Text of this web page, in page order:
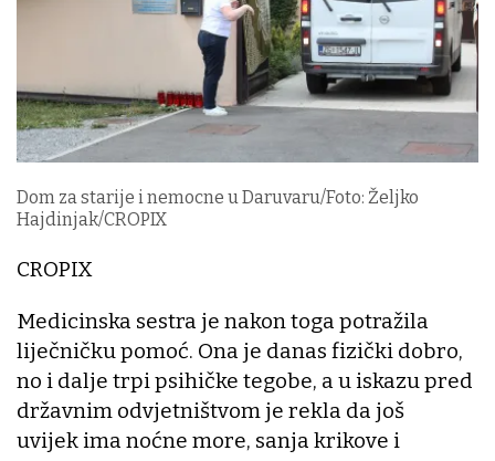
Dom za starije i nemocne u Daruvaru/Foto: Željko
Hajdinjak/CROPIX
CROPIX
Medicinska sestra je nakon toga potražila
liječničku pomoć. Ona je danas fizički dobro,
no i dalje trpi psihičke tegobe, a u iskazu pred
državnim odvjetništvom je rekla da još
uvijek ima noćne more, sanja krikove i